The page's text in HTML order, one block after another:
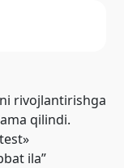
rivojlantirishga
qilindi.
ila”